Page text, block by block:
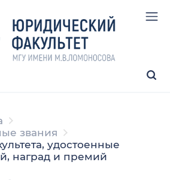
звания
удостоенные
наград и премий